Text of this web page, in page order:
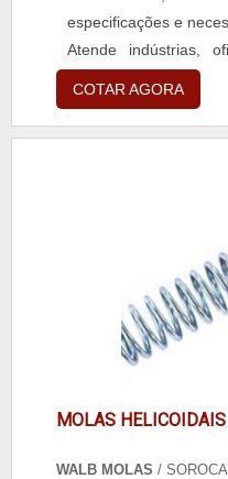
seus serviços e
qualificada,
a empresa possuir
onde são
equipamentos
associados e
garantem uma
especificações e
Atende indústrias,
fabricantes,
setores que exigem
qualidade, com
e acabamento
desempenho,
de manutenção. A
técnico
competitivos e um
COTAR AGORA
MOLAS
WALB MOLAS /